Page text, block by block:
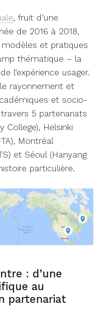
, fruit d’une
de 2016 à 2018,
modèles et pratiques
thématique – la
l’expérience usager.
rayonnement et
et socio-
5 partenariats
College), Helsinki
Montréal
et Séoul (Hanyang
particulière.
: d’une
au
partenariat